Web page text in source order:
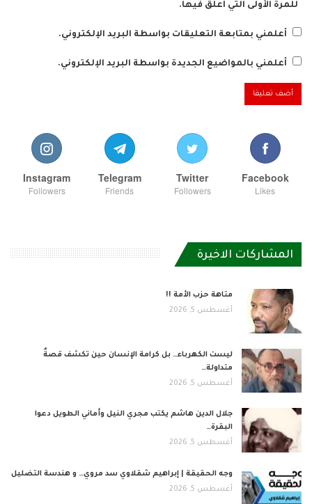
للمرة الأولى التي أعلق فيها.
أعلمني بمتابعة التعليقات بواسطة البريد الإلكتروني.
أعلمني بالمواضيع الجديدة بواسطة البريد الإلكتروني.
Facebook
Likes
Twitter
Followers
Telegram
Friends
Instagram
Followers
المشاركات الاخيرة
متاهة حزب الأمة !!
أغسطس 5, 2026
ليست الكهرباء… بل كرامة الإنسان حين تكشف قصةٌ
متداولة…
أغسطس 5, 2026
جلال الدين هاشم يكتب مجري النيل وأماني الطويل دعوا
البقرة…
أغسطس 5, 2026
وجه الحقيقة | إبراهيم شقلاوي سد مروي… و هندسة التضليل
أغسطس 5, 2026